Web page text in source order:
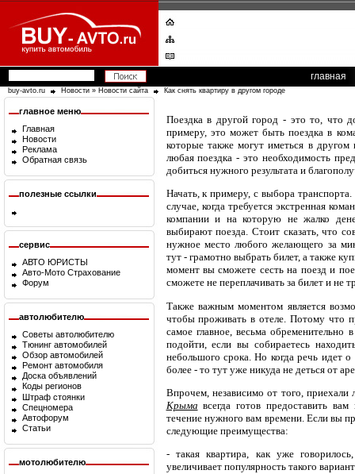
главная
buy-avto.ru Новости » Новости сайта Как снять квартиру в другом городе
главное меню
Главная
Новости
Реклама
Обратная связь
полезные ссылки
сервис
АВТО ЮРИСТЫ
Авто-Мото Страхование
Форум
автолюбителю
Советы автолюбителю
Тюнинг автомобилей
Обзор автомобилей
Ремонт автомобиля
Доска объявлений
Коды регионов
Штраф стоянки
Спецномера
Автофорум
Статьи
мотолюбителю
Поездка в другой город - это то, что
примеру, это может быть поездка в
которые также могут иметься в
любая поездка - это необходимость
добиться нужного результата и
Начать, к примеру, с выбора
случае, когда требуется экстренная
компании и на которую не жалко
выбирают поезда. Стоит сказать, что
нужное место любого желающего за
тут - грамотно выбрать билет, а также
момент вы сможете сесть на поезд и
сможете не переплачивать за билет и не
Также важным моментом является
чтобы проживать в отеле. Потому что
самое главное, весьма
подойти, если вы собираетесь
небольшого срока. Но когда речь идет
более - то тут уже никуда не деться от
Впрочем, независимо от того,
Крыма всегда готов предоставить
течение нужного вам времени. Если вы
следующие преимущества:
- такая квартира, как уже
увеличивает популярность такого